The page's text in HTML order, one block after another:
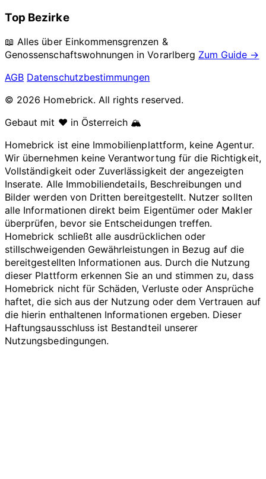
Top Bezirke
📖 Alles über Einkommensgrenzen &
Genossenschaftswohnungen inVorarlberg Zum Guide →
AGB Datenschutzbestimmungen
© 2026 Homebrick. All rights reserved.
Gebaut mit ❤️ in Österreich 🏔️
Homebrick ist eine Immobilienplattform, keine Agentur.
Wir übernehmen keine Verantwortung für die Richtigkeit,
Vollständigkeit oder Zuverlässigkeit der angezeigten
Inserate. Alle Immobiliendetails, Beschreibungen und
Bilder werden von Dritten bereitgestellt. Nutzer sollten
alle Informationen direkt beim Eigentümer oder Makler
überprüfen, bevor sie Entscheidungen treffen.
Homebrick schließt alle ausdrücklichen oder
stillschweigenden Gewährleistungen in Bezug auf die
bereitgestellten Informationen aus. Durch die Nutzung
dieser Plattform erkennen Sie an und stimmen zu, dass
Homebrick nicht für Schäden, Verluste oder Ansprüche
haftet, die sich aus der Nutzung oder dem Vertrauen auf
die hierin enthaltenen Informationen ergeben. Dieser
Haftungsausschluss ist Bestandteil unserer
Nutzungsbedingungen.